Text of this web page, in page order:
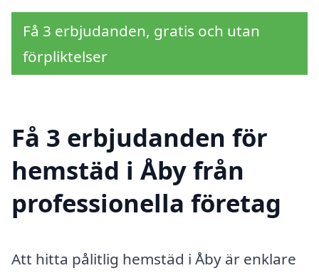
Få 3 erbjudanden, gratis och utan
förpliktelser
Få 3 erbjudanden för
hemstäd i Åby från
professionella företag
Att hitta pålitlig hemstäd i Åby är enklare